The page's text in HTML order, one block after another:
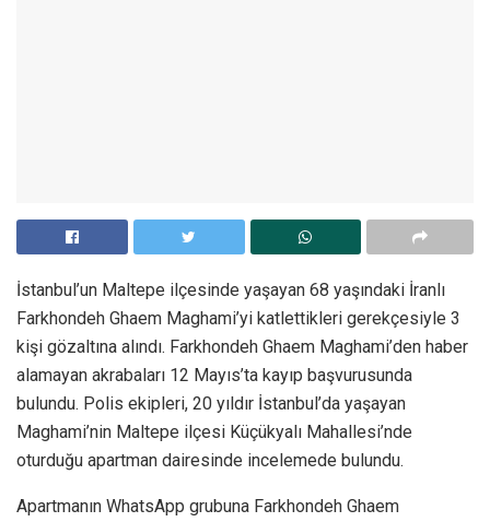
İstanbul’un Maltepe ilçesinde yaşayan 68 yaşındaki İranlı
Farkhondeh Ghaem Maghami’yi katlettikleri gerekçesiyle 3
kişi gözaltına alındı. Farkhondeh Ghaem Maghami’den haber
alamayan akrabaları 12 Mayıs’ta kayıp başvurusunda
bulundu. Polis ekipleri, 20 yıldır İstanbul’da yaşayan
Maghami’nin Maltepe ilçesi Küçükyalı Mahallesi’nde
oturduğu apartman dairesinde incelemede bulundu.
Apartmanın WhatsApp grubuna Farkhondeh Ghaem